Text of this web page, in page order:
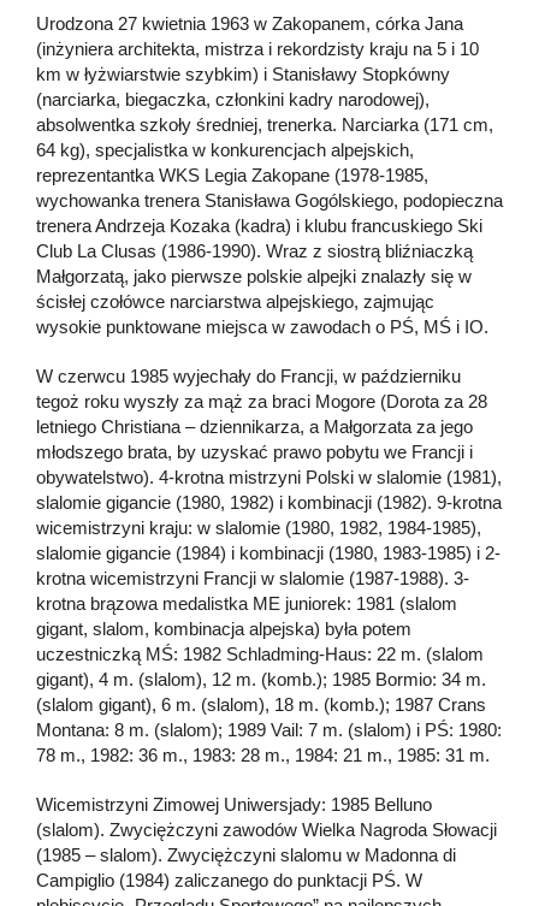
Urodzona 27 kwietnia 1963 w Zakopanem, córka Jana
(inżyniera architekta, mistrza i rekordzisty kraju na 5 i 10
km w łyżwiarstwie szybkim) i Stanisławy Stopkówny
(narciarka, biegaczka, członkini kadry narodowej),
absolwentka szkoły średniej, trenerka. Narciarka (171 cm,
64 kg), specjalistka w konkurencjach alpejskich,
reprezentantka WKS Legia Zakopane (1978-1985,
wychowanka trenera Stanisława Gogólskiego, podopieczna
trenera Andrzeja Kozaka (kadra) i klubu francuskiego Ski
Club La Clusas (1986-1990). Wraz z siostrą bliźniaczką
Małgorzatą, jako pierwsze polskie alpejki znalazły się w
ścisłej czołówce narciarstwa alpejskiego, zajmując
wysokie punktowane miejsca w zawodach o PŚ, MŚ i IO.
W czerwcu 1985 wyjechały do Francji, w październiku
tegoż roku wyszły za mąż za braci Mogore (Dorota za 28
letniego Christiana – dziennikarza, a Małgorzata za jego
młodszego brata, by uzyskać prawo pobytu we Francji i
obywatelstwo). 4-krotna mistrzyni Polski w slalomie (1981),
slalomie gigancie (1980, 1982) i kombinacji (1982). 9-krotna
wicemistrzyni kraju: w slalomie (1980, 1982, 1984-1985),
slalomie gigancie (1984) i kombinacji (1980, 1983-1985) i 2-
krotna wicemistrzyni Francji w slalomie (1987-1988). 3-
krotna brązowa medalistka ME juniorek: 1981 (slalom
gigant, slalom, kombinacja alpejska) była potem
uczestniczką MŚ: 1982 Schladming-Haus: 22 m. (slalom
gigant), 4 m. (slalom), 12 m. (komb.); 1985 Bormio: 34 m.
(slalom gigant), 6 m. (slalom), 18 m. (komb.); 1987 Crans
Montana: 8 m. (slalom); 1989 Vail: 7 m. (slalom) i PŚ: 1980:
78 m., 1982: 36 m., 1983: 28 m., 1984: 21 m., 1985: 31 m.
Wicemistrzyni Zimowej Uniwersjady: 1985 Belluno
(slalom). Zwyciężczyni zawodów Wielka Nagroda Słowacji
(1985 – slalom). Zwyciężczyni slalomu w Madonna di
Campiglio (1984) zaliczanego do punktacji PŚ. W